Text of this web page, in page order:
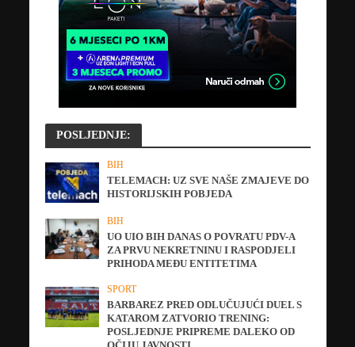
POSLJEDNJE:
BIH
TELEMACH: UZ SVE NAŠE ZMAJEVE DO
HISTORIJSKIH POBJEDA
BIH
UO UIO BIH DANAS O POVRATU PDV-A
ZA PRVU NEKRETNINU I RASPODJELI
PRIHODA MEĐU ENTITETIMA
SPORT
BARBAREZ PRED ODLUČUJUĆI DUEL S
KATAROM ZATVORIO TRENING:
POSLJEDNJE PRIPREME DALEKO OD